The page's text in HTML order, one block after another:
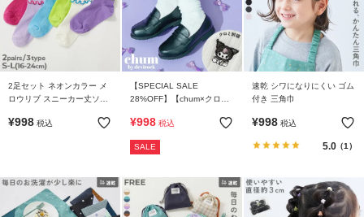
2足セット ネオンカラー メ
ロウリブ スニーカー丈ソッ
¥998 税込
【SPECIAL SALE
28%OFF】【chum×クロ
¥998 税込
SALE
速乾 シワになりにくい ゴム
付き 三角巾
¥998 税込
5.0（1）